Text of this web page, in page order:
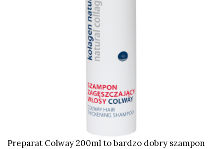
Preparat Colway 200ml to bardzo dobry szampon